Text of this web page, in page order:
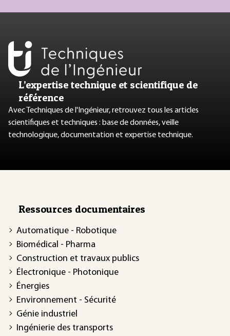
L’expertise technique et scientifique de
référence
Avec Techniques de l'Ingénieur, retrouvez tous les articles
scientifiques et techniques : base de données, veille
technologique, documentation et expertise technique.
Ressources documentaires
Automatique - Robotique
Biomédical - Pharma
Construction et travaux publics
Électronique - Photonique
Énergies
Environnement - Sécurité
Génie industriel
Ingénierie des transports